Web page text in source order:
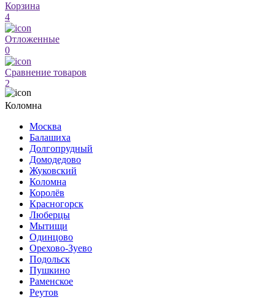
Корзина
4
Отложенные
0
Сравнение товаров
2
Коломна
Москва
Балашиха
Долгопрудный
Домодедово
Жуковский
Коломна
Королёв
Красногорск
Люберцы
Мытищи
Одинцово
Орехово-Зуево
Подольск
Пушкино
Раменское
Реутов